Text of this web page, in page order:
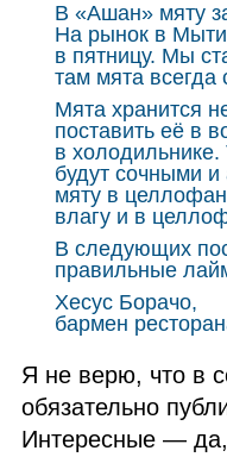
В «Ашан» мяту
На рынок в
в пятницу. Мы
там мята всегда
Мята хранится
поставить её в
в холодильнике.
будут сочными
мяту в
влагу и в
В следующих
правильные
Хесус Борачо,
бармен
Я не верю, что в
обязательно
Интересные —